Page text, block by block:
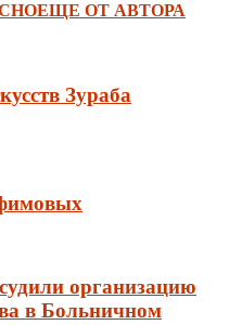
ЕЩЕ ОТ АВТОРА
Зураба
организацию
в Больничном